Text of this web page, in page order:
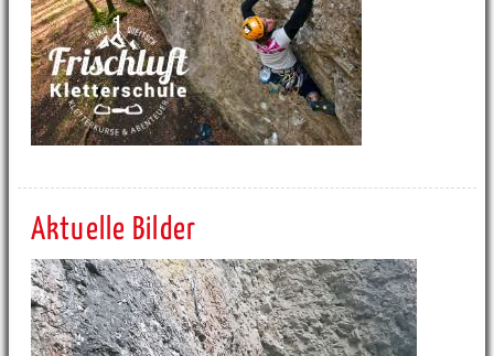
Aktuelle Bilder